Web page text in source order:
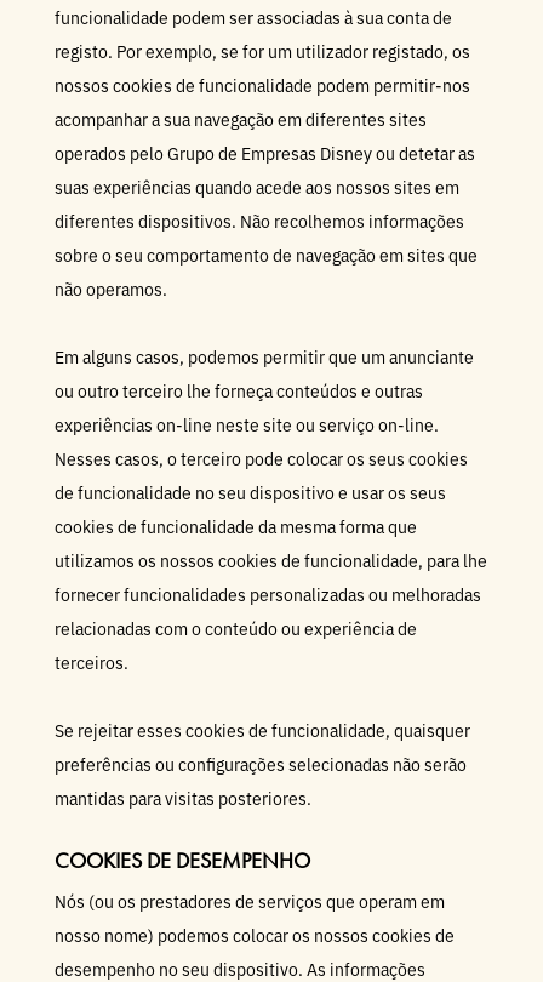
funcionalidade podem ser associadas à sua conta de
registo. Por exemplo, se for um utilizador registado, os
nossos cookies de funcionalidade podem permitir-nos
acompanhar a sua navegação em diferentes sites
operados pelo Grupo de Empresas Disney ou detetar as
suas experiências quando acede aos nossos sites em
diferentes dispositivos. Não recolhemos informações
sobre o seu comportamento de navegação em sites que
não operamos.
Em alguns casos, podemos permitir que um anunciante
ou outro terceiro lhe forneça conteúdos e outras
experiências on-line neste site ou serviço on-line.
Nesses casos, o terceiro pode colocar os seus cookies
de funcionalidade no seu dispositivo e usar os seus
cookies de funcionalidade da mesma forma que
utilizamos os nossos cookies de funcionalidade, para lhe
fornecer funcionalidades personalizadas ou melhoradas
relacionadas com o conteúdo ou experiência de
terceiros.
Se rejeitar esses cookies de funcionalidade, quaisquer
preferências ou configurações selecionadas não serão
mantidas para visitas posteriores.
COOKIES DE DESEMPENHO
Nós (ou os prestadores de serviços que operam em
nosso nome) podemos colocar os nossos cookies de
desempenho no seu dispositivo. As informações